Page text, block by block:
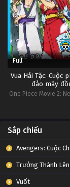
Full
Vua Hải Tặc: Cuộc
đảo máy
One Piece Movie 2:
Sắp chiếu
Avengers: Cuộc
Trưởng Thành Lên
Vuốt